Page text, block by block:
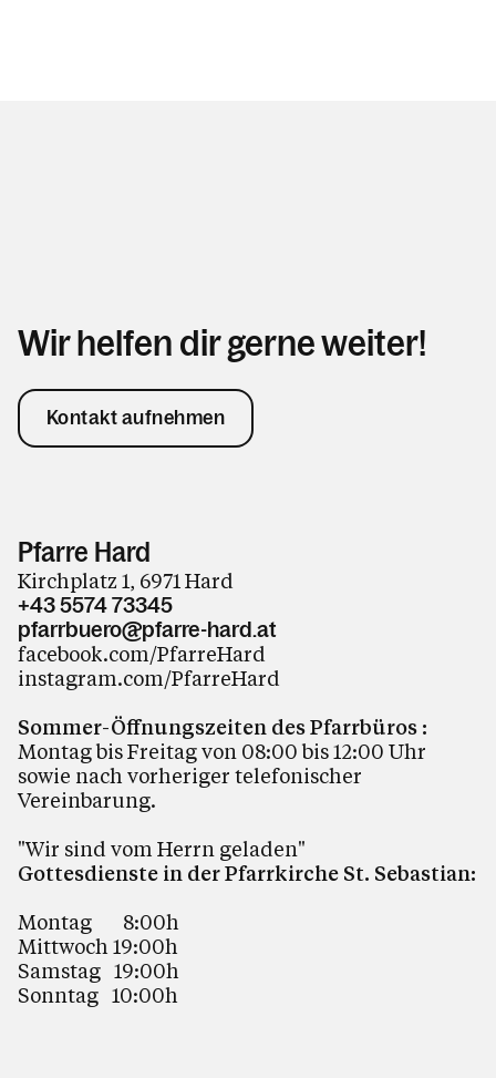
Wir helfen dir gerne weiter!
Kontakt aufnehmen
Pfarre Hard
Kirchplatz 1, 6971 Hard
+43 5574 73345
pfarrbuero@pfarre-hard.at
facebook.com/PfarreHard
instagram.com/PfarreHard
Sommer-Öffnungszeiten des Pfarrbüros :
Montag bis Freitag von 08:00 bis 12:00 Uhr
sowie nach vorheriger telefonischer
Vereinbarung.
"Wir sind vom Herrn geladen"
Gottesdienste in der Pfarrkirche St. Sebastian:
Montag 8:00h
Mittwoch 19:00h
Samstag 19:00h
Sonntag 10:00h